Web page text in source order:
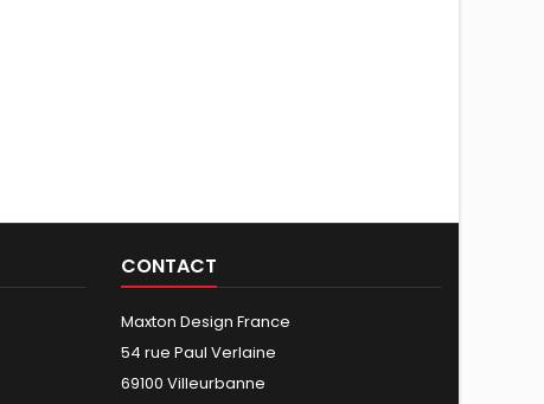
CONTACT
Maxton Design France
54 rue Paul Verlaine
69100 Villeurbanne